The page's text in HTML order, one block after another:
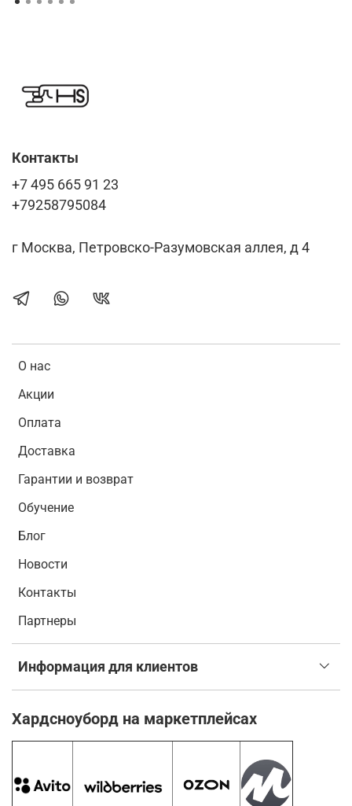
О нас
Акции
Оплата
Доставка
Гарантии и возврат
Обучение
Блог
Новости
Контакты
Партнеры
Информация для клиентов
Контакты
+7 495 665 91 23
+79258795084
г Москва, Петровско-Разумовская аллея, д 4
Хардсноуборд на маркетплейсах